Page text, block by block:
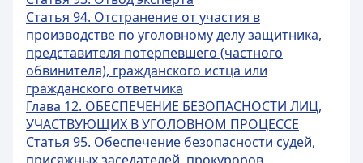
Статья 94. Отстранение от участия в
производстве по уголовному делу защитника,
представителя потерпевшего (частного
обвинителя), гражданского истца или
гражданского ответчика
Глава 12. ОБЕСПЕЧЕНИЕ БЕЗОПАСНОСТИ ЛИЦ,
УЧАСТВУЮЩИХ В УГОЛОВНОМ ПРОЦЕССЕ
Статья 95. Обеспечение безопасности судей,